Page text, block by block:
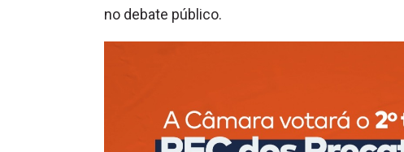
no debate público.